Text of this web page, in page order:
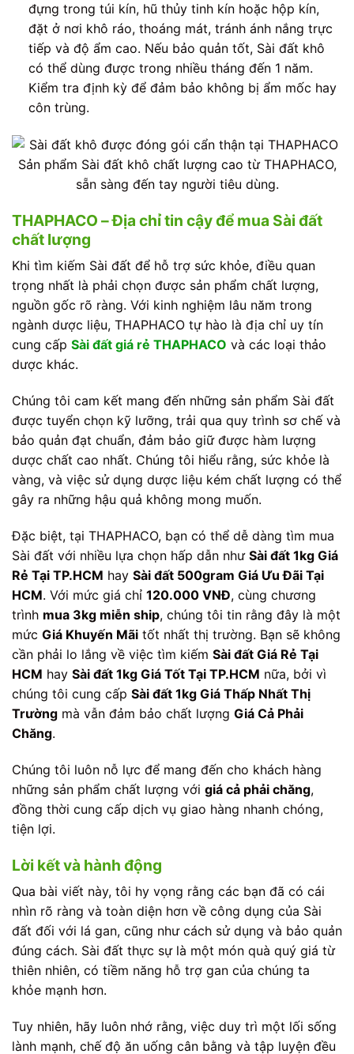
đựng trong túi kín, hũ thủy tinh kín hoặc hộp kín,
đặt ở nơi khô ráo, thoáng mát, tránh ánh nắng trực
tiếp và độ ẩm cao. Nếu bảo quản tốt, Sài đất khô
có thể dùng được trong nhiều tháng đến 1 năm.
Kiểm tra định kỳ để đảm bảo không bị ẩm mốc hay
côn trùng.
Sản phẩm Sài đất khô chất lượng cao từ THAPHACO,
sẵn sàng đến tay người tiêu dùng.
THAPHACO – Địa chỉ tin cậy để mua Sài đất
chất lượng
Khi tìm kiếm Sài đất để hỗ trợ sức khỏe, điều quan
trọng nhất là phải chọn được sản phẩm chất lượng,
nguồn gốc rõ ràng. Với kinh nghiệm lâu năm trong
ngành dược liệu, THAPHACO tự hào là địa chỉ uy tín
cung cấp Sài đất giá rẻ THAPHACO và các loại thảo
dược khác.
Chúng tôi cam kết mang đến những sản phẩm Sài đất
được tuyển chọn kỹ lưỡng, trải qua quy trình sơ chế và
bảo quản đạt chuẩn, đảm bảo giữ được hàm lượng
dược chất cao nhất. Chúng tôi hiểu rằng, sức khỏe là
vàng, và việc sử dụng dược liệu kém chất lượng có thể
gây ra những hậu quả không mong muốn.
Đặc biệt, tại THAPHACO, bạn có thể dễ dàng tìm mua
Sài đất với nhiều lựa chọn hấp dẫn như Sài đất 1kg Giá
Rẻ Tại TP.HCM hay Sài đất 500gram Giá Ưu Đãi Tại
HCM. Với mức giá chỉ 120.000 VNĐ, cùng chương
trình mua 3kg miễn ship, chúng tôi tin rằng đây là một
mức Giá Khuyến Mãi tốt nhất thị trường. Bạn sẽ không
cần phải lo lắng về việc tìm kiếm Sài đất Giá Rẻ Tại
HCM hay Sài đất 1kg Giá Tốt Tại TP.HCM nữa, bởi vì
chúng tôi cung cấp Sài đất 1kg Giá Thấp Nhất Thị
Trường mà vẫn đảm bảo chất lượng Giá Cả Phải
Chăng.
Chúng tôi luôn nỗ lực để mang đến cho khách hàng
những sản phẩm chất lượng với giá cả phải chăng,
đồng thời cung cấp dịch vụ giao hàng nhanh chóng,
tiện lợi.
Lời kết và hành động
Qua bài viết này, tôi hy vọng rằng các bạn đã có cái
nhìn rõ ràng và toàn diện hơn về công dụng của Sài
đất đối với lá gan, cũng như cách sử dụng và bảo quản
đúng cách. Sài đất thực sự là một món quà quý giá từ
thiên nhiên, có tiềm năng hỗ trợ gan của chúng ta
khỏe mạnh hơn.
Tuy nhiên, hãy luôn nhớ rằng, việc duy trì một lối sống
lành mạnh, chế độ ăn uống cân bằng và tập luyện đều